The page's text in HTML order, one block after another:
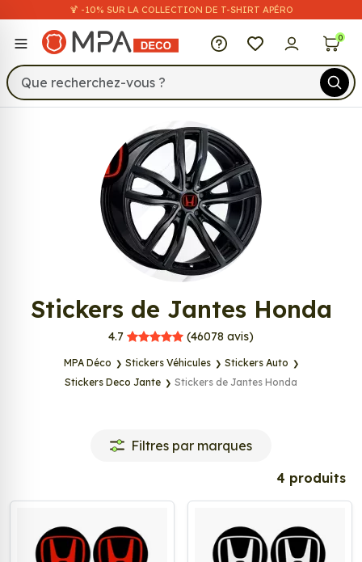
🍹 -10% SUR LA COLLECTION DE T-SHIRT APÉRO
MPA Déco 0
Stickers de Jantes Honda
MPA Déco
4.7 (46078 avis)
MPA Déco Stickers Véhicules
Stickers Auto
Stickers Deco Jante
Stickers de Jantes Honda
Filtres par marques
4 produits